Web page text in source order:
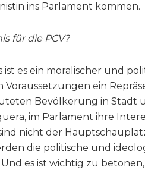
ins Parlament kommen.
für die PCV?
ist es ein moralischer und
ein
Bevölkerung in Stadt
im Parlament ihre
nicht der
die politische und
es ist wichtig zu betonen,